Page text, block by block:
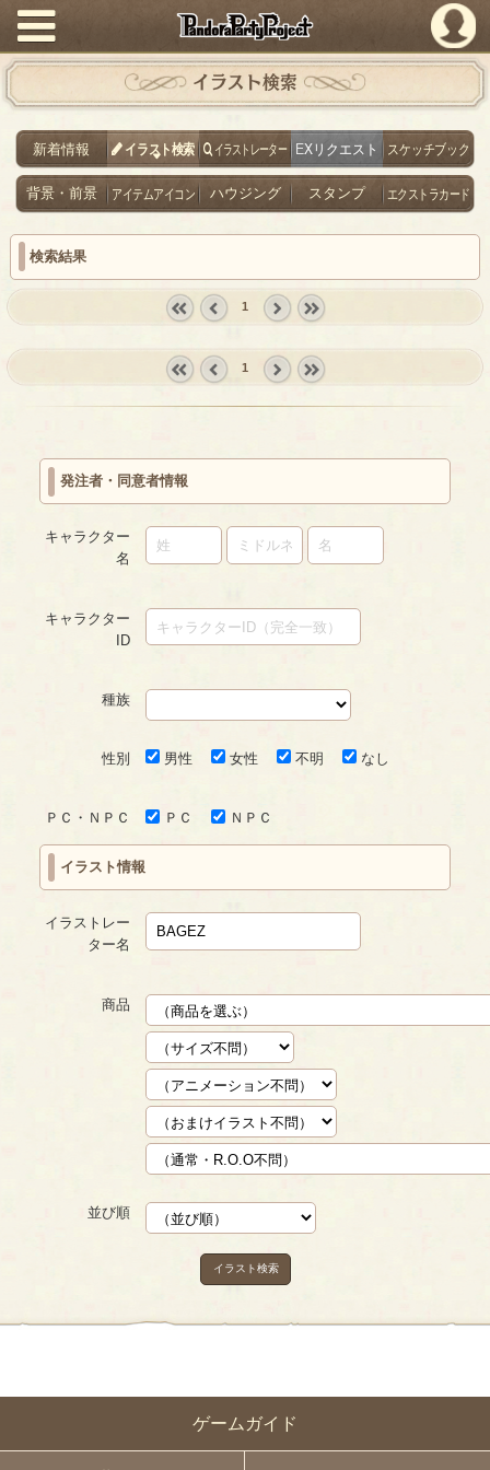
PandoraPartyProject
ゲームガイド
イラスト検索
新着情報 イラスト検索 イラストレーター EXリクエスト スケッチブック
背景・前景 アイテムアイコン ハウジング スタンプ エクストラカード
検索結果
prev
1
1
発注者・同意者情報
キャラクター
名
キャラクター
ID
種族
性別 男性 女性 不明 なし
ＰＣ・ＮＰＣ ＰＣ ＮＰＣ
イラスト情報
イラストレー
ター名
商品
並び順
イラスト検索